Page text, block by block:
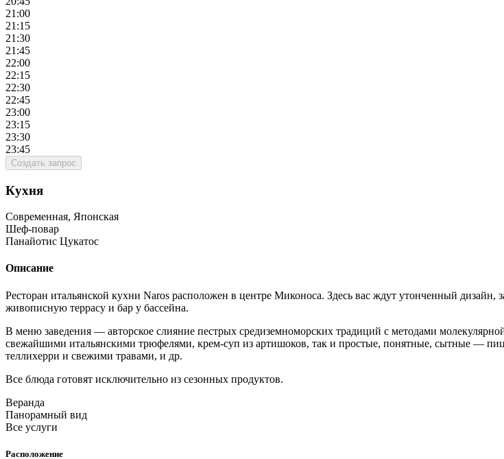
21:00
21:15
21:30
21:45
22:00
22:15
22:30
22:45
23:00
23:15
23:30
23:45
Создать запрос
Кухня
Современная, Японская
Шеф-повар
Панайотис Цукатос
Описание
Ресторан итальянской кухни Naros расположен в центре Миконоса. Здесь вас ждут утонченный
живописную террасу и бар у бассейна.
В меню заведения — авторское слияние пестрых средиземноморских традиций с методами
свежайшими итальянскими трюфелями, крем-суп из артишоков, так и простые, понятные, сытные —
теллихерри и свежими травами, и др.
Все блюда готовят исключительно из сезонных продуктов.
Веранда
Панорамный вид
Все услуги
Расположение